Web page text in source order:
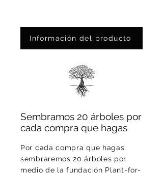
Información del producto
Sembramos 20 árboles por
cada compra que hagas
Por cada compra que hagas,
sembraremos 20 árboles por
medio de la fundación Plant-for-